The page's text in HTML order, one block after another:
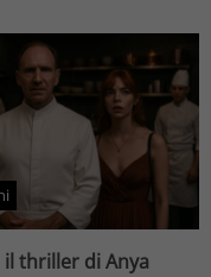
il thriller di Anya